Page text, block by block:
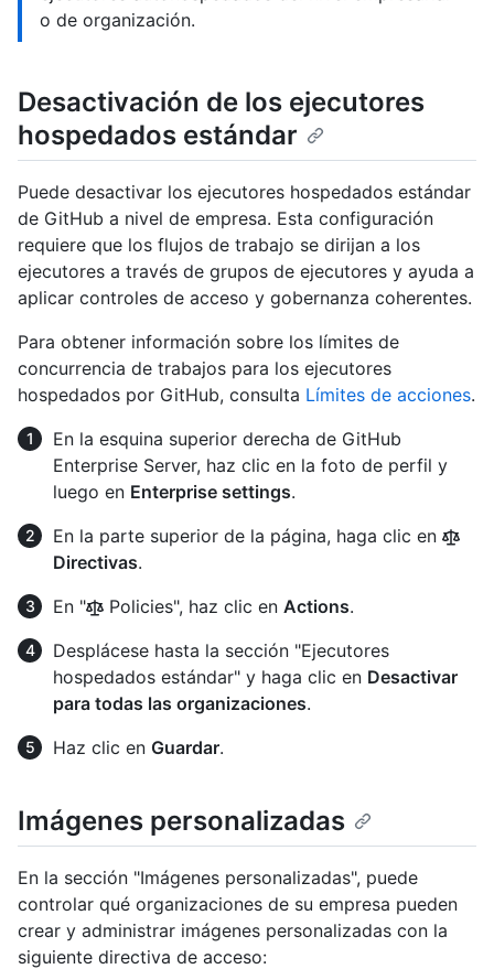
o de organización.
Desactivación de los ejecutores
hospedados estándar
Puede desactivar los ejecutores hospedados estándar
de GitHub a nivel de empresa. Esta configuración
requiere que los flujos de trabajo se dirijan a los
ejecutores a través de grupos de ejecutores y ayuda a
aplicar controles de acceso y gobernanza coherentes.
Para obtener información sobre los límites de
concurrencia de trabajos para los ejecutores
hospedados por GitHub, consulta Límites de acciones.
En la esquina superior derecha de GitHub
Enterprise Server, haz clic en la foto de perfil y
luego en Enterprise settings.
En la parte superior de la página, haga clic en
Directivas.
En "
Policies", haz clic en Actions.
Desplácese hasta la sección "Ejecutores
hospedados estándar" y haga clic en Desactivar
para todas las organizaciones.
Haz clic en Guardar.
Imágenes personalizadas
En la sección "Imágenes personalizadas", puede
controlar qué organizaciones de su empresa pueden
crear y administrar imágenes personalizadas con la
siguiente directiva de acceso: